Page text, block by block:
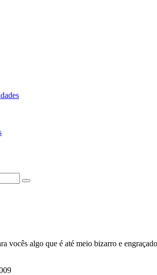
vocês algo que é até meio bizarro e